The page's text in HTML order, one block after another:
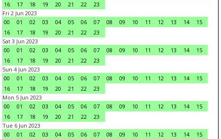
16
17 18 19 20 21 22
23
Fri 2 Jun 2023
00
01 02 03 04 05 06 07 08 09 10 11 12 13 14
15
16
17 18 19 20 21 22
23
Sat 3 Jun 2023
00
01 02 03 04 05 06 07 08 09 10 11 12 13 14
15
16
17 18 19 20 21 22
23
Sun 4 Jun 2023
00
01 02 03 04 05 06 07 08 09 10 11 12 13 14
15
16
17 18 19 20 21 22
23
Mon 5 Jun 2023
00
01 02 03 04 05 06 07 08 09 10 11 12 13 14
15
16
17 18 19 20 21 22
23
Tue 6 Jun 2023
00
01 02 03 04 05 06 07 08 09 10 11 12 13 14
15